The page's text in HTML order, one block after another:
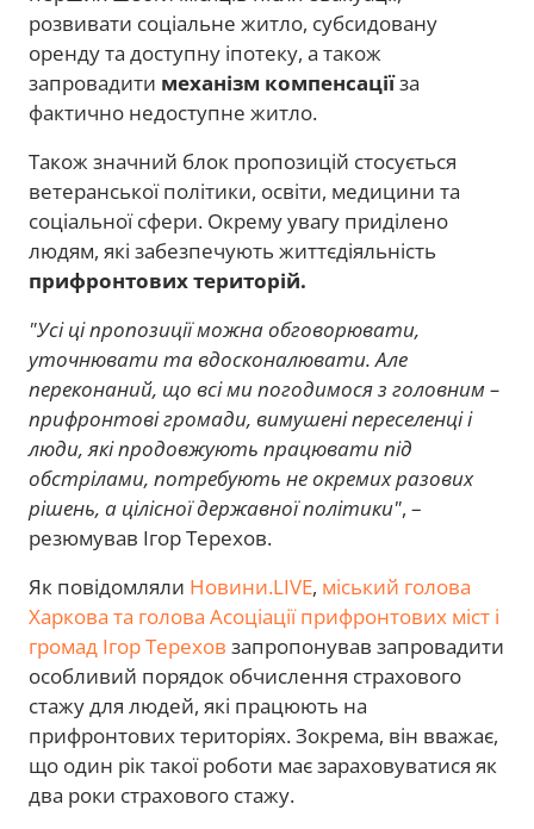
розвивати соціальне житло, субсидовану
оренду та доступну іпотеку, а також
запровадити механізм компенсаціїза
фактично недоступне житло.
Також значний блок пропозицій стосується
ветеранської політики, освіти, медицини та
соціальної сфери. Окрему увагу приділено
людям, які забезпечують життєдіяльність
прифронтових територій.
"Усі ці пропозиції можна обговорювати,
уточнювати та вдосконалювати. Але
переконаний, що всі ми погодимося з головним –
прифронтові громади, вимушені переселенці і
люди, які продовжують працювати під
обстрілами, потребують не окремих разових
рішень, а цілісної державної політики", –
резюмував Ігор Терехов.
Як повідомляли Новини.LIVE, міський голова
Харкова та голова Асоціації прифронтових міст і
громад Ігор Терехов запропонував запровадити
особливий порядок обчислення страхового
стажу для людей, які працюють на
прифронтових територіях. Зокрема, він вважає,
що один рік такої роботи має зараховуватися як
два роки страхового стажу.